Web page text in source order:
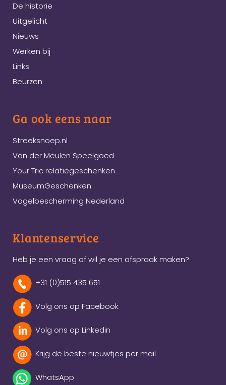
De historie
Uitgelicht
Nieuws
Werken bij
Links
Beurzen
Ga ook eens naar
Streeksnoep.nl
Van der Meulen Speelgoed
Your Tric relatiegeschenken
MuseumGeschenken
Vogelbescherming Nederland
Klantenservice
Heb je een vraag of wil je een afspraak maken?
+31 (0)515 435 651
Volg ons op Facebook
Volg ons op Linkedin
Krijg de beste nieuwtjes per mail
WhatsApp